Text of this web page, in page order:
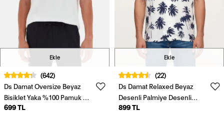
Ekle
(642)
Ds Damat Oversize Beyaz
Bisiklet Yaka %100 Pamuk T-
Shirt
699 TL
Ekle
(22)
Ds Damat Relaxed Beyaz
Desenli Palmiye Desenli
Kısa Kollu Yazlık Viskon
899 TL